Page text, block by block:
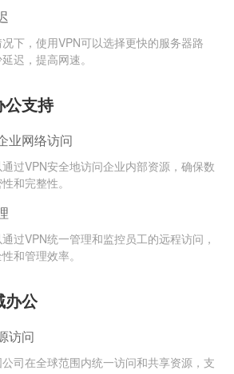
下，使用VPN可以选择更快的服务器路
迟，提高网速。
公支持
业网络访问
过VPN安全地访问企业内部资源，确保数
和完整性。
过VPN统一管理和监控员工的远程访问，
和管理效率。
办公
访问
公司在全球范围内统一访问和共享资源，支